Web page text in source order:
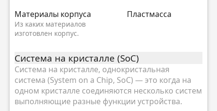
Материалы корпуса
Из каких материалов
изготовлен корпус.
Пластмасса
Система на кристалле (SoC)
Система на кристалле, однокристальная
система (System on a Chip, SoC) — это когда на
одном кристалле соединяются несколько систем
выполняющие разные функции устройства.